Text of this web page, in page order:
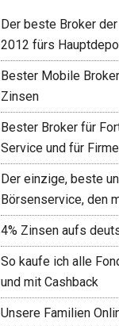
Der beste Broker
2012 fürs
Bester Mobile
Zinsen
Bester Broker für
Service und für
Der einzige, beste
Börsenservice, den
4% Zinsen aufs
So kaufe ich alle
und mit Cashback
Unsere Familien